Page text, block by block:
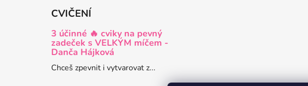
CVIČENÍ
3 účinné 🔥 cviky na pevný
zadeček s VELKÝM míčem -
Danča Hájková
Chceš zpevnit i vytvarovat z...